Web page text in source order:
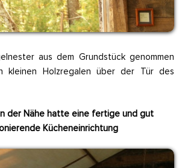
aus dem Grundstück genommen
kleinen Holzregalen über der Tür des
in der Nähe hatte eine fertige und gut
Kücheneinrichtung